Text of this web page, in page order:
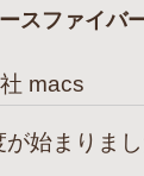
スファイバ
macs
始まりまし